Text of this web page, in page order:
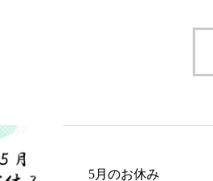
5月のお休み